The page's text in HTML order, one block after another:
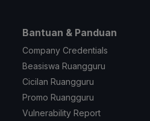
Bantuan & Panduan
Company Credentials
Beasiswa Ruangguru
Cicilan Ruangguru
Promo Ruangguru
Vulnerability Report